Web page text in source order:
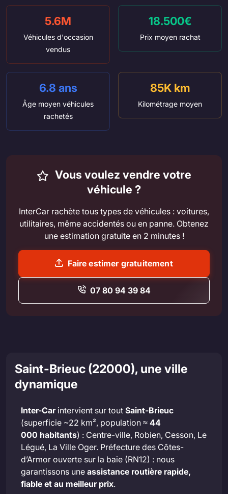
5.6M
Véhicules d'occasion
vendus
18.500€
Prix moyen rachat
6.8 ans
Âge moyen véhicules
rachetés
85K km
Kilométrage moyen
Vous voulez vendre votre
véhicule ?
InterCar rachète tous types de véhicules : voitures,
utilitaires, même accidentés ou en panne. Obtenez
une estimation gratuite en 2 minutes !
Faire estimer gratuitement
07 80 94 39 84
Saint-Brieuc (22000), une ville
dynamique
Inter-Carintervient sur tout Saint-Brieuc
(superficie ~22 km², population ≈ 44
000 habitants) : Centre-ville, Robien, Cesson, Le
Légué, La Ville Oger. Préfecture des Côtes-
d’Armor ouverte sur la baie (RN12) : nous
garantissons une assistance routière rapide,
fiable et au meilleur prix.